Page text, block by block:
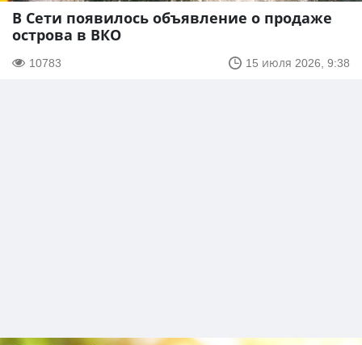
В Сети появилось объявление о продаже
острова в ВКО
10783 15 июля 2026, 9:38